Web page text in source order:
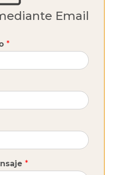
Email
*
*